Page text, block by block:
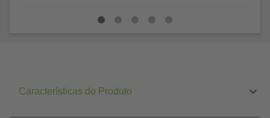
Características do Produto